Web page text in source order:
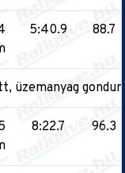
5:40.9 88.7
üzemanyag
8:22.7 96.3